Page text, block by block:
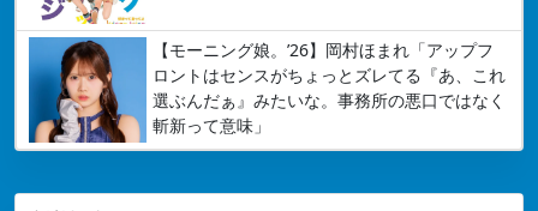
【モーニング娘。’26】岡村ほまれ「アップフ
ロントはセンスがちょっとズレてる『あ、これ
選ぶんだぁ』みたいな。事務所の悪口ではなく
斬新って意味」